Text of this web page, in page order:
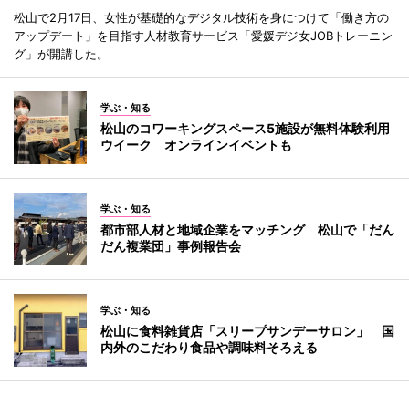
松山で2月17日、女性が基礎的なデジタル技術を身につけて「働き方の
アップデート」を目指す人材教育サービス「愛媛デジ女JOBトレーニン
グ」が開講した。
学ぶ・知る
松山のコワーキングスペース5施設が無料体験利用
ウイーク オンラインイベントも
学ぶ・知る
都市部人材と地域企業をマッチング 松山で「だん
だん複業団」事例報告会
学ぶ・知る
松山に食料雑貨店「スリープサンデーサロン」 国
内外のこだわり食品や調味料そろえる